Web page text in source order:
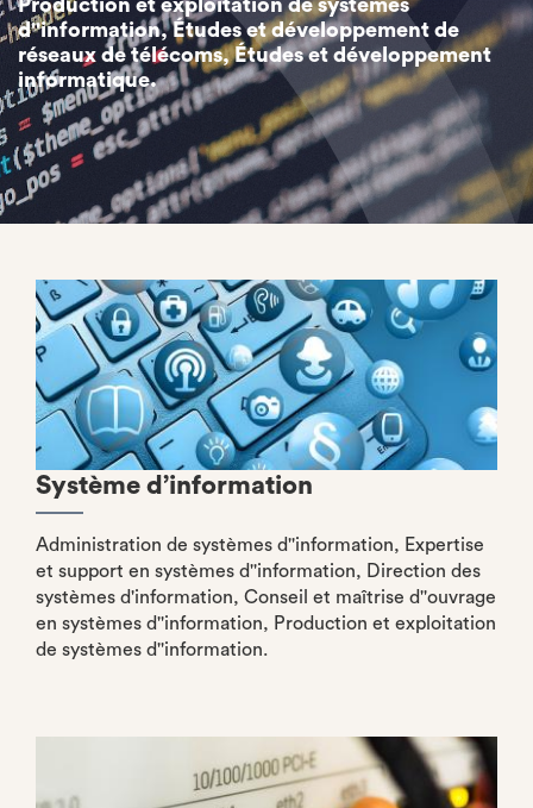
Production et exploitation de systèmes
d''information, Études et développement de
réseaux de télécoms, Études et développement
informatique.
Système d’information
Administration de systèmes d''information, Expertise
et support en systèmes d''information, Direction des
systèmes d'information, Conseil et maîtrise d''ouvrage
en systèmes d''information, Production et exploitation
de systèmes d''information.